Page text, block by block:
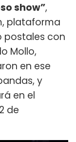
show”,
plataforma
postales con
Mollo,
en ese
y
en el
de